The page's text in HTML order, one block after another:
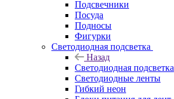
Подсвечники
Посуда
Подносы
Фигурки
Светодиодная подсветка
Назад
Светодиодная подсветка
Светодиодные ленты
Гибкий неон